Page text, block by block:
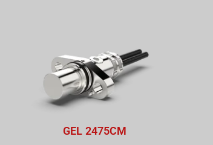
GEL 2475CM